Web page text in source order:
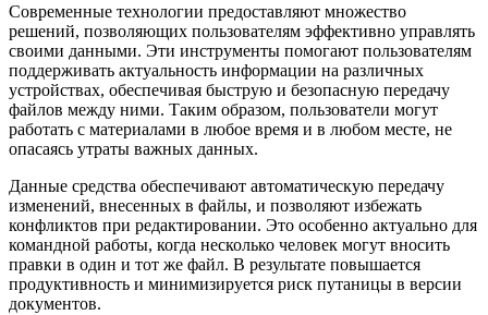
Современные технологии предоставляют множество
решений, позволяющих пользователям эффективно управлять
своими данными. Эти инструменты помогают пользователям
поддерживать актуальность информации на различных
устройствах, обеспечивая быструю и безопасную передачу
файлов между ними. Таким образом, пользователи могут
работать с материалами в любое время и в любом месте, не
опасаясь утраты важных данных.
Данные средства обеспечивают автоматическую передачу
изменений, внесенных в файлы, и позволяют избежать
конфликтов при редактировании. Это особенно актуально для
командной работы, когда несколько человек могут вносить
правки в один и тот же файл. В результате повышается
продуктивность и минимизируется риск путаницы в версии
документов.